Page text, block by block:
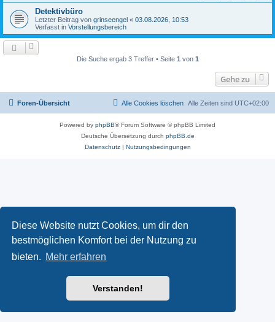
Diese Website nutzt Cookies, um dir den
bestmöglichen Komfort bei der Nutzung zu
bieten. Mehr erfahren
Verstanden!
Detektivbüro
Letzter Beitrag von grinseengel « 03.08.2026, 10:53
Verfasst in Vorstellungsbereich
Die Suche ergab 3 Treffer • Seite 1 von 1
Gehe zu
Foren-Übersicht Alle Zeiten sind UTC+02:00
Alle Cookies löschen
Powered by phpBB® Forum Software © phpBB Limited
Deutsche Übersetzung durch phpBB.de
Datenschutz| Nutzungsbedingungen